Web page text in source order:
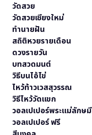
วัดสวย
วัดสวยเชียงใหม่
ทำนายฝัน
สถิติหวยรายเดือน
ดวงรายวัน
บทสวดมนต์
วิธีบนไอ้ไข่
ไหว้ท้าวเวสสุวรรณ
วิธีไหว้วัดแขก
วอลเปเปอร์พระแม่ลักษมี
วอลเปเปอร์ ฟรี